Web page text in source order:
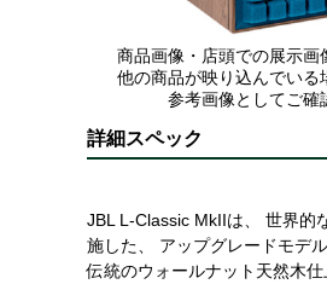
商品画像・店頭での展示画
他の商品が映り込んでいる
参考画像としてご確
詳細スペック
JBL L-Classic MkIIは、 世界的
施した、 アップグレードモデル
伝統のウォールナット天然木